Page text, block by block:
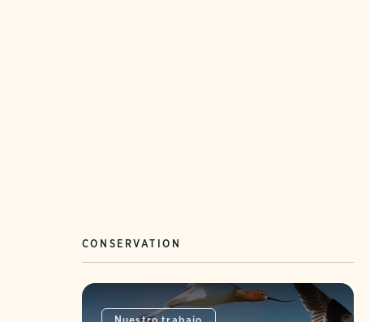
CONSERVATION